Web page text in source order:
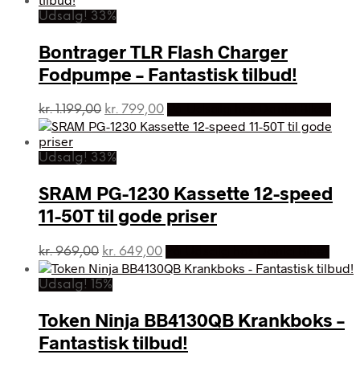
var:
Udsalg! 33%
Bontrager TLR Flash Charger
Fodpumpe – Fantastisk tilbud!
kr.1.199,00 Den
oprindelige
var:
kr. 799,00Den
aktuelle
Udsalg! 33%
SRAM PG-1230 Kassette 12-speed
11-50T til gode priser
kr.969,00 Den
oprindelige
pris
kr. 969,00.
kr. 649,00Den
aktuelle
kr. 649,00.
Udsalg! 15%
Token Ninja BB4130QB Krankboks –
Fantastisk tilbud!